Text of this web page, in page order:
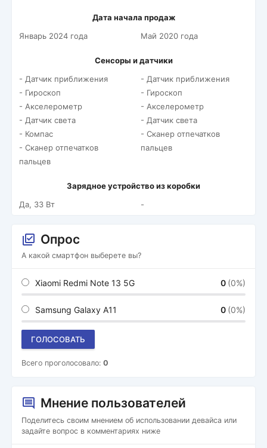
Дата начала продаж
Январь 2024 года
Май 2020 года
Сенсоры и датчики
- Датчик приближения
- Гироскоп
- Акселерометр
- Датчик света
- Компас
- Сканер отпечатков
пальцев
- Датчик приближения
- Гироскоп
- Акселерометр
- Датчик света
- Сканер отпечатков
пальцев
Зарядное устройство из коробки
Да, 33 Вт
-
Опрос
А какой смартфон выберете вы?
Xiaomi Redmi Note 13 5G 0 (0%)
Samsung Galaxy A11 0 (0%)
ГОЛОСОВАТЬ
Всего проголосовало: 0
Мнение пользователей
Поделитесь своим мнением об использовании девайса или
задайте вопрос в комментариях ниже